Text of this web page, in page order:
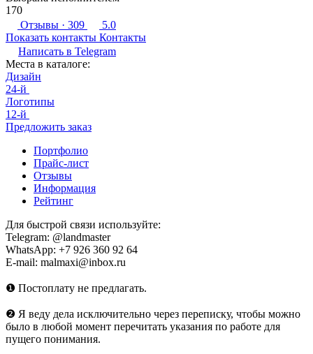
170
Отзывы · 309
5.0
Показать контакты Контакты
Написать в Telegram
Места в каталоге:
Дизайн
24-й
Логотипы
12-й
Предложить заказ
Портфолио
Прайс-лист
Отзывы
Информация
Рейтинг
Для быстрой связи используйте:
Telegram: @landmaster
WhatsApp: +7 926 360 92 64
E-mail: malmaxi@inbox.ru
❶ Постоплату не предлагать.
❷ Я веду дела исключительно через переписку, чтобы можно
было в любой момент перечитать указания по работе для
пущего понимания.